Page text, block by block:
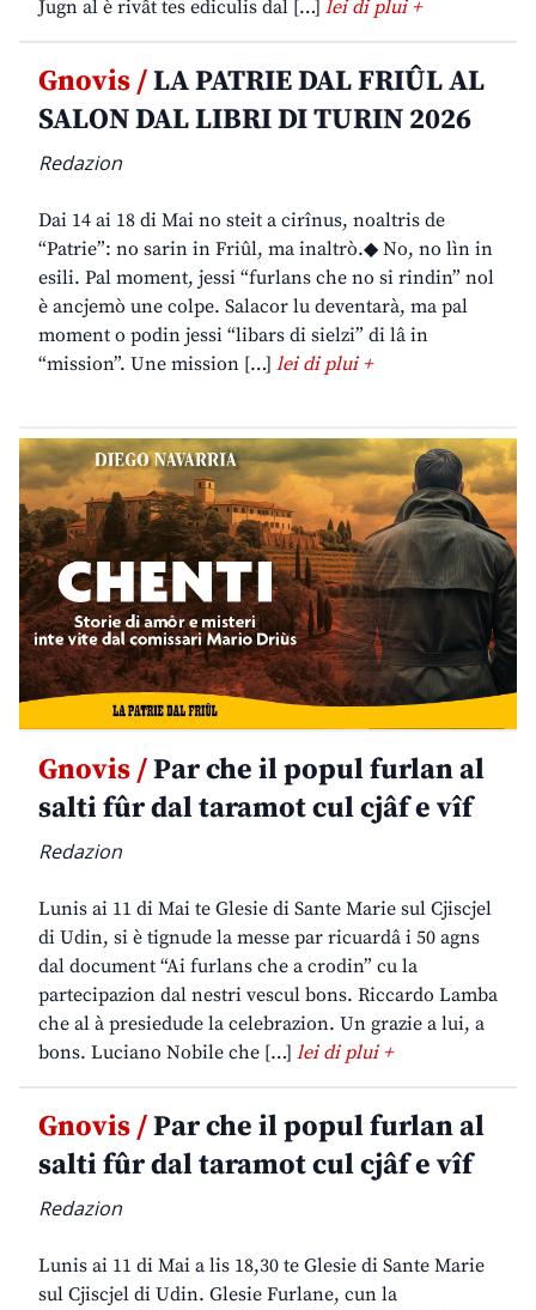
Jugn al è rivât tes ediculis dal […] lei di plui +
Gnovis /LA PATRIE DAL FRIÛL AL
SALON DAL LIBRI DI TURIN 2026
Redazion
Dai 14 ai 18 di Mai no steit a cirînus, noaltris de
“Patrie”: no sarin in Friûl, ma inaltrò.◆ No, no lìn in
esili. Pal moment, jessi “furlans che no si rindin” nol
è ancjemò une colpe. Salacor lu deventarà, ma pal
moment o podin jessi “libars di sielzi” di lâ in
“mission”. Une mission […] lei di plui +
Gnovis /Par che il popul furlan al
salti fûr dal taramot cul cjâf e vîf
Redazion
Lunis ai 11 di Mai te Glesie di Sante Marie sul Cjiscjel
di Udin, si è tignude la messe par ricuardâ i 50 agns
dal document “Ai furlans che a crodin” cu la
partecipazion dal nestri vescul bons. Riccardo Lamba
che al à presiedude la celebrazion. Un grazie a lui, a
bons. Luciano Nobile che […] lei di plui +
Gnovis /Par che il popul furlan al
salti fûr dal taramot cul cjâf e vîf
Redazion
Lunis ai 11 di Mai a lis 18,30 te Glesie di Sante Marie
sul Cjiscjel di Udin. Glesie Furlane, cun la